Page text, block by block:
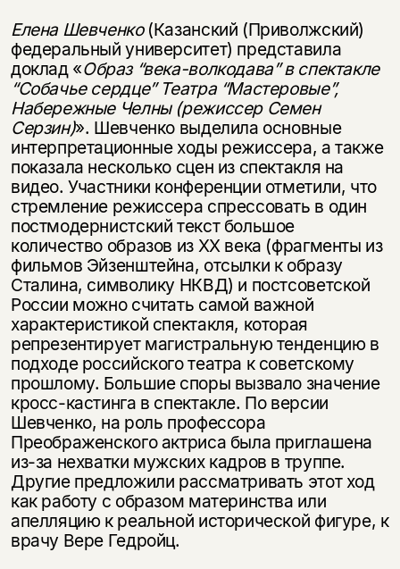
Елена Шевченко(Казанский (Приволжский)
федеральный университет) представила
доклад «Образ “века-волкодава” в спектакле
“Собачье сердце” Театра “Мастеровые”,
Набережные Челны (режиссер Семен
Серзин)». Шевченко выделила основные
интерпретационные ходы режиссера, а также
показала несколько сцен из спектакля на
видео. Участники конференции отметили, что
стремление режиссера спрессовать в один
постмодернистский текст большое
количество образов из XX века (фрагменты из
фильмов Эйзенштейна, отсылки к образу
Сталина, символику НКВД) и постсоветской
России можно считать самой важной
характеристикой спектакля, которая
репрезентирует магистральную тенденцию в
подходе российского театра к советскому
прошлому. Большие споры вызвало значение
кросс-кастинга в спектакле. По версии
Шевченко, на роль профессора
Преображенского актриса была приглашена
из-за нехватки мужских кадров в труппе.
Другие предложили рассматривать этот ход
как работу с образом материнства или
апелляцию к реальной исторической фигуре, к
врачу Вере Гедройц.